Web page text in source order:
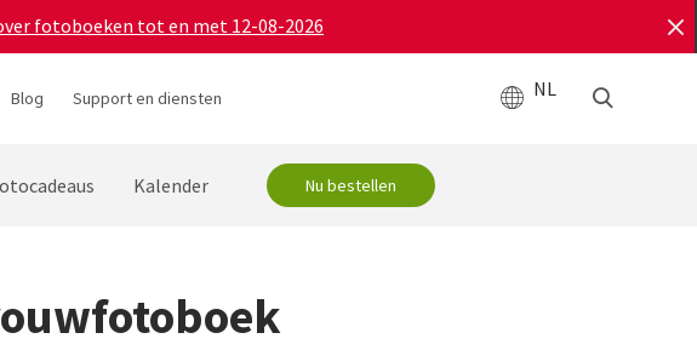
fotoboeken tot en met 12-08-2026
Blog Support en diensten NL
Kalender Nu bestellen